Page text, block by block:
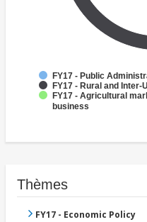
FY17 - Public
FY17 - Rural and Inter-
FY17 - Agricultural
business
Thèmes
FY17 - Economic Policy